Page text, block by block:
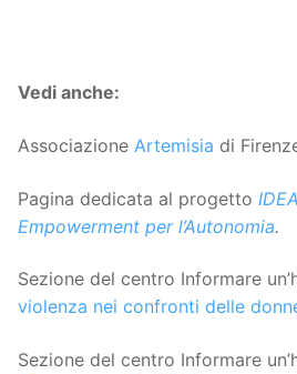
Vedi anche:
Associazione Artemisia di
Pagina dedicata al progetto
Empowerment per l’Autonomia.
Sezione del centro Informare
violenza nei confronti delle
Sezione del centro Informare